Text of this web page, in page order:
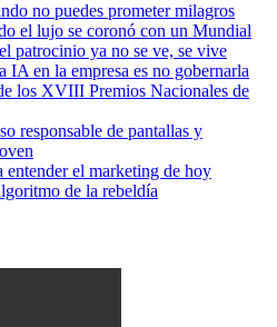
no puedes prometer milagros
el lujo se coronó con un Mundial
patrocinio ya no se ve, se vive
IA en la empresa es no gobernarla
los XVIII Premios Nacionales de
responsable de pantallas y
entender el marketing de hoy
de la rebeldía